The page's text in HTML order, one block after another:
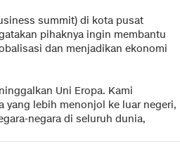
summit) di kota pusat
pihaknya ingin membantu
dan menjadikan ekonomi
Uni Eropa. Kami
yang lebih menonjol ke luar negeri,
negara di seluruh dunia,